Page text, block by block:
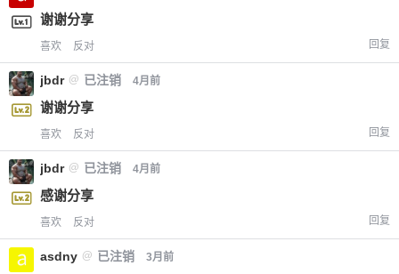
谢谢分享
喜欢 反对 回复
jbdr @ 已注销 4月前
谢谢分享
喜欢 反对 回复
jbdr @ 已注销 4月前
感谢分享
喜欢 反对 回复
asdny @ 已注销 3月前